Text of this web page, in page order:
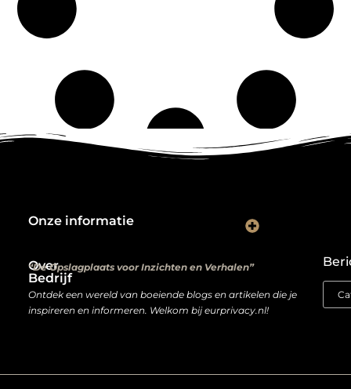
Over
Bedrijf
“De Opslagplaats voor Inzichten en Verhalen”
Ontdek een wereld van boeiende blogs en artikelen die je
inspireren en informeren. Welkom bij eurprivacy.nl!
Onze informatie